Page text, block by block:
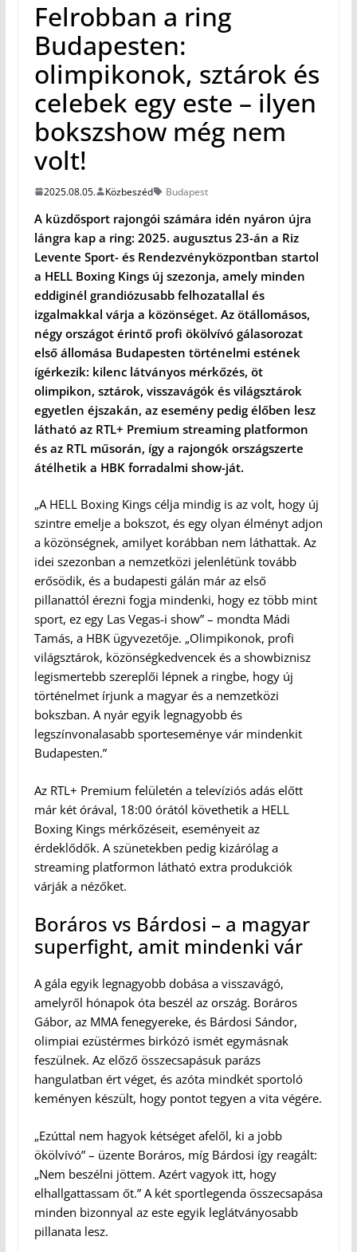
Felrobban a ring
Budapesten:
olimpikonok, sztárok és
celebek egy este – ilyen
bokszshow még nem
volt!
2025.08.05. Közbeszéd Budapest
A küzdősport rajongói számára idén nyáron újra
lángra kap a ring: 2025. augusztus 23-án a Riz
Levente Sport- és Rendezvényközpontban startol
a HELL Boxing Kings új szezonja, amely minden
eddiginél grandiózusabb felhozatallal és
izgalmakkal várja a közönséget. Az ötállomásos,
négy országot érintő profi ökölvívó gálasorozat
első állomása Budapesten történelmi estének
ígérkezik: kilenc látványos mérkőzés, öt
olimpikon, sztárok, visszavágók és világsztárok
egyetlen éjszakán, az esemény pedig élőben lesz
látható az RTL+ Premium streaming platformon
és az RTL műsorán, így a rajongók országszerte
átélhetik a HBK forradalmi show-ját.
„A HELL Boxing Kings célja mindig is az volt, hogy új
szintre emelje a bokszot, és egy olyan élményt adjon
a közönségnek, amilyet korábban nem láthattak. Az
idei szezonban a nemzetközi jelenlétünk tovább
erősödik, és a budapesti gálán már az első
pillanattól érezni fogja mindenki, hogy ez több mint
sport, ez egy Las Vegas-i show” – mondta Mádi
Tamás, a HBK ügyvezetője. „Olimpikonok, profi
világsztárok, közönségkedvencek és a showbiznisz
legismertebb szereplői lépnek a ringbe, hogy új
történelmet írjunk a magyar és a nemzetközi
bokszban. A nyár egyik legnagyobb és
legszínvonalasabb sporteseménye vár mindenkit
Budapesten.”
Az RTL+ Premium felületén a televíziós adás előtt
már két órával, 18:00 órától követhetik a HELL
Boxing Kings mérkőzéseit, eseményeit az
érdeklődők. A szünetekben pedig kizárólag a
streaming platformon látható extra produkciók
várják a nézőket.
Boráros vs Bárdosi – a magyar
superfight, amit mindenki vár
A gála egyik legnagyobb dobása a visszavágó,
amelyről hónapok óta beszél az ország. Boráros
Gábor, az MMA fenegyereke, és Bárdosi Sándor,
olimpiai ezüstérmes birkózó ismét egymásnak
feszülnek. Az előző összecsapásuk parázs
hangulatban ért véget, és azóta mindkét sportoló
keményen készült, hogy pontot tegyen a vita végére.
„Ezúttal nem hagyok kétséget afelől, ki a jobb
ökölvívó” – üzente Boráros, míg Bárdosi így reagált:
„Nem beszélni jöttem. Azért vagyok itt, hogy
elhallgattassam őt.” A két sportlegenda összecsapása
minden bizonnyal az este egyik leglátványosabb
pillanata lesz.